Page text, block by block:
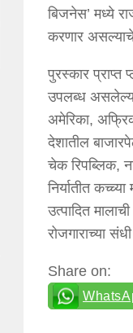
बिजनेस’ मध्ये
करणार
पुरस्कार प्राप्त
उपलब्ध असलेल्या
अमेरिका,
देशातील
चेक रिपब्लिक,
निर्यातीत
उत्पादित
रोजगाराच्या
Share on: